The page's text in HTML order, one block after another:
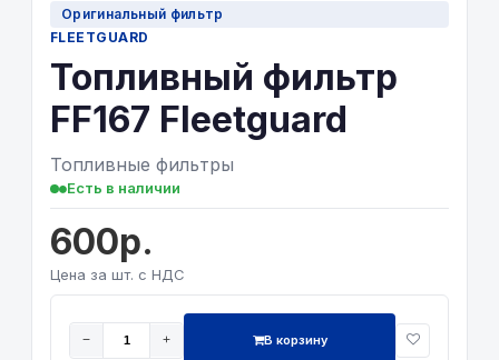
Оригинальный фильтр
FLEETGUARD
Топливный фильтр
FF167 Fleetguard
Топливные фильтры
Есть в наличии
600р.
Цена за шт. с НДС
− + В корзину